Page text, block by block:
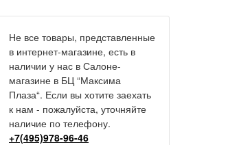
Не все товары, представленные
в интернет-магазине, есть в
наличии у нас в Салоне-
магазине в БЦ “Максима
Плаза“. Если вы хотите заехать
к нам - пожалуйста, уточняйте
наличие по телефону.
+7(495)978-96-46